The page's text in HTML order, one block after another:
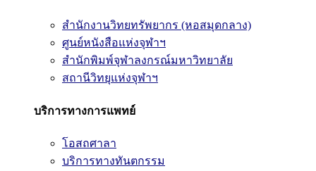
สำนักงานวิทยทรัพยากร (หอสมุดกลาง)
ศูนย์หนังสือแห่งจุฬาฯ
สำนักพิมพ์จุฬาลงกรณ์มหาวิทยาลัย
สถานีวิทยุแห่งจุฬาฯ
บริการทางการแพทย์
โอสถศาลา
บริการทางทันตกรรม